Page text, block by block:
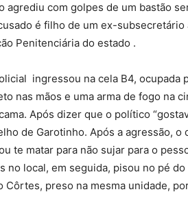
agrediu com golpes de um bastão
é filho de um ex-
Penitenciária do estado .
ingressou na cela B4, ocupada
nas mãos e uma arma de fogo na
Após dizer que o político
de Garotinho. Após a agressão, o
te matar para não sujar para o
no local, em seguida, pisou no pé
Côrtes, preso na mesma unidade,